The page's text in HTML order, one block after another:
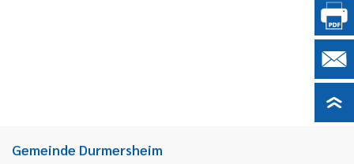
Gemeinde Durmersheim